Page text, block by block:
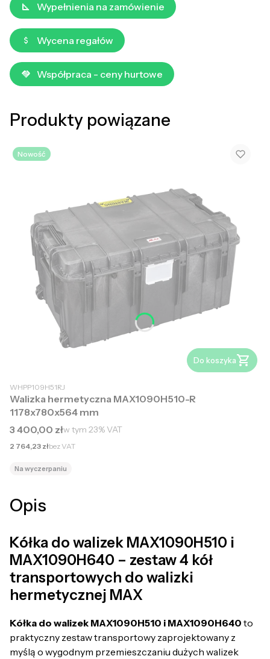
Wypełnienia na zamówienie
Wycena regałów
Współpraca - ceny hurtowe
Produkty powiązane
Nowość
Do koszyka
WHPP109H51RJ
Walizka hermetyczna MAX1090H510-R
1178x780x564 mm
Cena brutto
3 400,00 złw tym 23%VAT
Cena netto
2 764,23 złbez VAT
Na wyczerpaniu
Opis
Kółka do walizek MAX1090H510 i
MAX1090H640 – zestaw 4 kół
transportowych do walizki
hermetycznej MAX
Kółka do walizek MAX1090H510 i MAX1090H640 to
praktyczny zestaw transportowy zaprojektowany z
myślą o wygodnym przemieszczaniu dużych walizek